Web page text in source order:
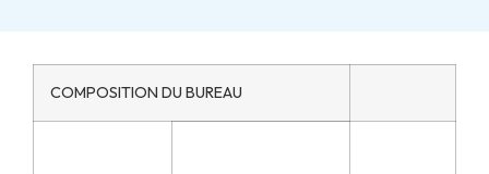
COMPOSITION DU BUREAU